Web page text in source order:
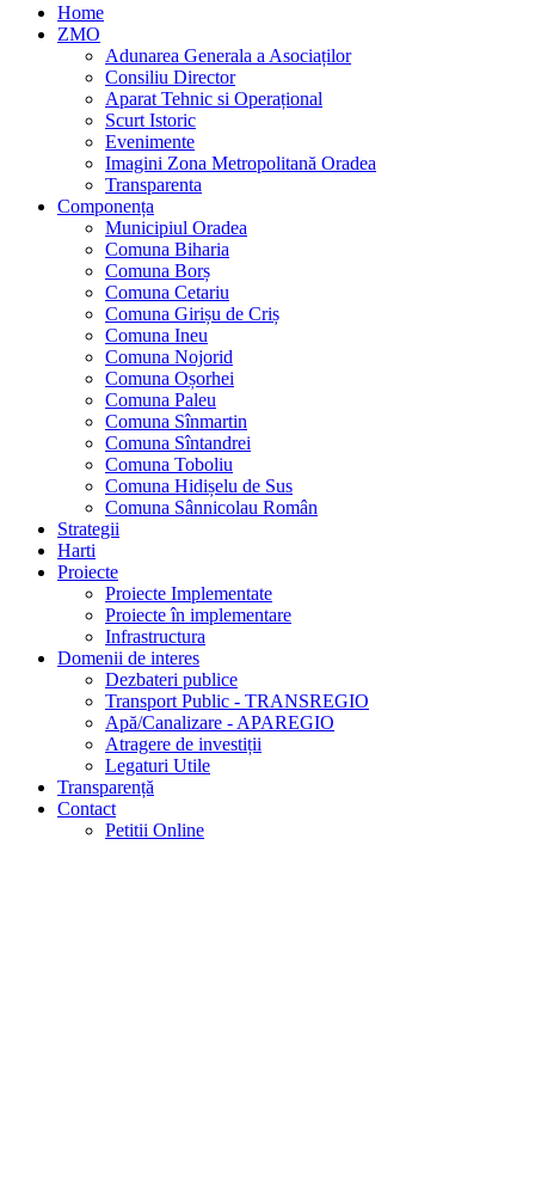
Home
ZMO
Adunarea Generala a Asociaților
Consiliu Director
Aparat Tehnic si Operațional
Scurt Istoric
Evenimente
Imagini Zona Metropolitană Oradea
Transparenta
Componența
Municipiul Oradea
Comuna Biharia
Comuna Borș
Comuna Cetariu
Comuna Girișu de Criș
Comuna Ineu
Comuna Nojorid
Comuna Oșorhei
Comuna Paleu
Comuna Sînmartin
Comuna Sîntandrei
Comuna Toboliu
Comuna Hidișelu de Sus
Comuna Sânnicolau Român
Strategii
Harti
Proiecte
Proiecte Implementate
Proiecte în implementare
Infrastructura
Domenii de interes
Dezbateri publice
Transport Public - TRANSREGIO
Apă/Canalizare - APAREGIO
Atragere de investiții
Legaturi Utile
Transparență
Contact
Petitii Online